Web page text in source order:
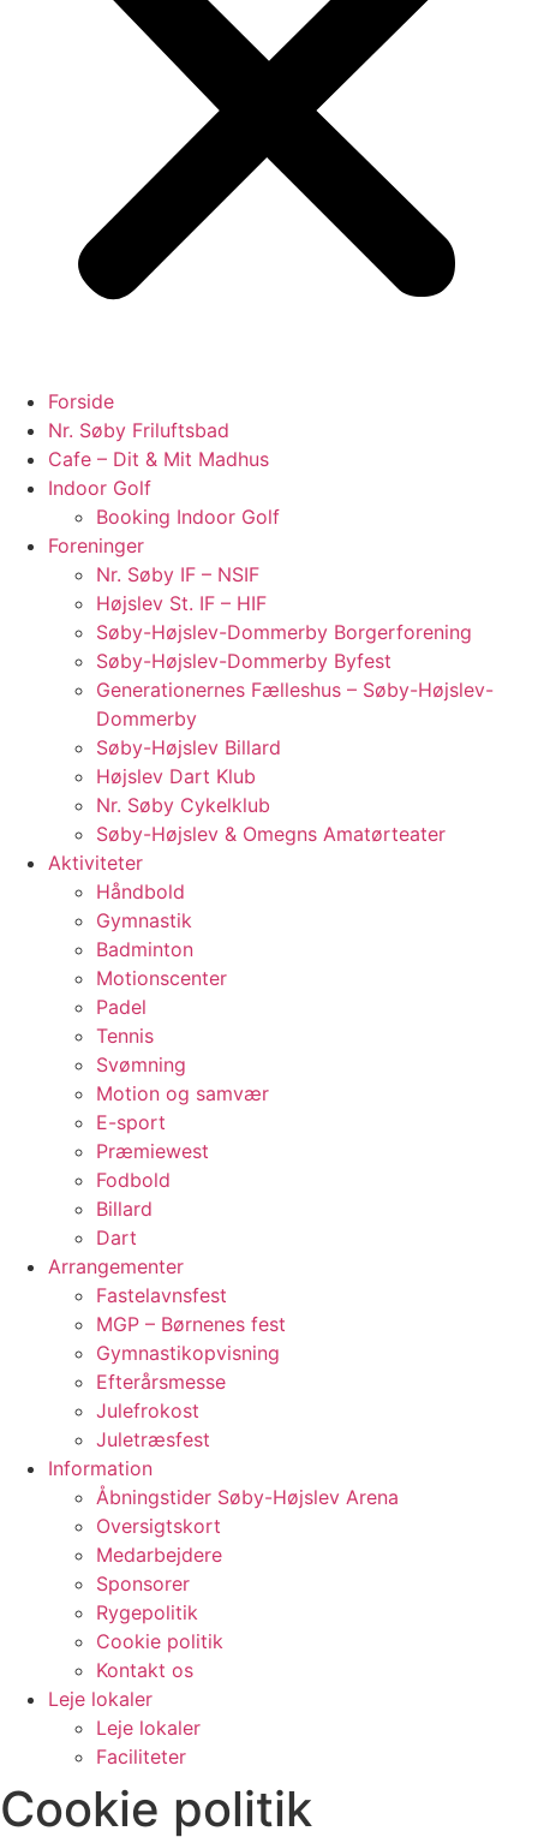
Forside
Nr. Søby Friluftsbad
Cafe – Dit & Mit Madhus
Indoor Golf
Booking Indoor Golf
Foreninger
Nr. Søby IF – NSIF
Højslev St. IF – HIF
Søby-Højslev-Dommerby Borgerforening
Søby-Højslev-Dommerby Byfest
Generationernes Fælleshus – Søby-Højslev-
Dommerby
Søby-Højslev Billard
Højslev Dart Klub
Nr. Søby Cykelklub
Søby-Højslev & Omegns Amatørteater
Aktiviteter
Håndbold
Gymnastik
Badminton
Motionscenter
Padel
Tennis
Svømning
Motion og samvær
E-sport
Præmiewest
Fodbold
Billard
Dart
Arrangementer
Fastelavnsfest
MGP – Børnenes fest
Gymnastikopvisning
Efterårsmesse
Julefrokost
Juletræsfest
Information
Åbningstider Søby-Højslev Arena
Oversigtskort
Medarbejdere
Sponsorer
Rygepolitik
Cookie politik
Kontakt os
Leje lokaler
Leje lokaler
Faciliteter
Cookie politik